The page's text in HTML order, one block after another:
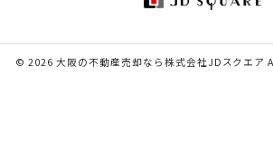
© 2026 大阪の不動産売却なら株式会社JDスクエア